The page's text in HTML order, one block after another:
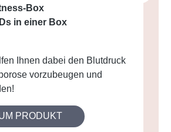
Box
in einer Box
Ihnen dabei den Blutdruck
vorzubeugen und
PRODUKT